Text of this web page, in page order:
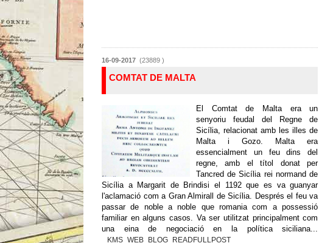
16-09-2017 (23889 )
COMTAT DE MALTA
El Comtat de Malta era un
senyoriu feudal del Regne de
Sicília, relacionat amb les illes de
Malta i Gozo. Malta era
essencialment un feu dins del
regne, amb el títol donat per
Tancred de Sicília rei normand de
Sicília a Margarit de Brindisi el 1192 que es va guanyar
l'aclamació com a Gran Almirall de Sicília. Després el feu va
passar de noble a noble que romania com a possessió
familiar en alguns casos. Va ser utilitzat principalment com
una eina de negociació en la política siciliana...
_KMS_WEB_BLOG_READFULLPOST